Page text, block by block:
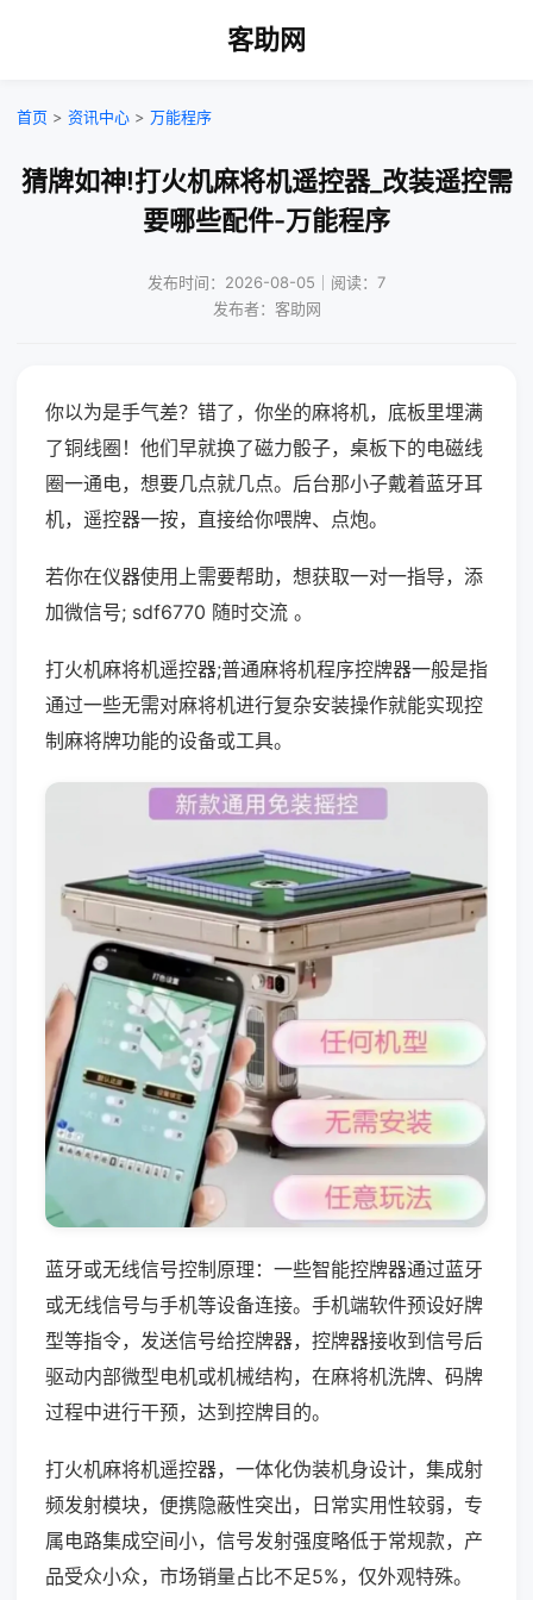
客助网
首页 > 资讯中心 > 万能程序
猜牌如神!打火机麻将机遥控器_改装遥控需
要哪些配件-万能程序
发布时间：2026-08-05｜阅读：7
发布者：客助网
你以为是手气差？错了，你坐的麻将机，底板里埋满
了铜线圈！他们早就换了磁力骰子，桌板下的电磁线
圈一通电，想要几点就几点。后台那小子戴着蓝牙耳
机，遥控器一按，直接给你喂牌、点炮。
若你在仪器使用上需要帮助，想获取一对一指导，添
加微信号; sdf6770 随时交流 。
打火机麻将机遥控器;普通麻将机程序控牌器一般是指
通过一些无需对麻将机进行复杂安装操作就能实现控
制麻将牌功能的设备或工具。
蓝牙或无线信号控制原理：一些智能控牌器通过蓝牙
或无线信号与手机等设备连接。手机端软件预设好牌
型等指令，发送信号给控牌器，控牌器接收到信号后
驱动内部微型电机或机械结构，在麻将机洗牌、码牌
过程中进行干预，达到控牌目的。
打火机麻将机遥控器，一体化伪装机身设计，集成射
频发射模块，便携隐蔽性突出，日常实用性较弱，专
属电路集成空间小，信号发射强度略低于常规款，产
品受众小众，市场销量占比不足5%，仅外观特殊。